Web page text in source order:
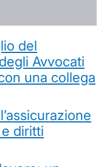
del
Avvocati
una collega
diritti